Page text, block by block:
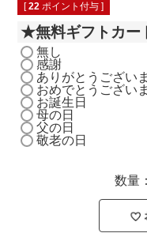
[ 22 ポイント付与 ]
★無料ギフトカー
無し
感謝
ありがとうござい
おめでとうござい
お誕生日
母の日
父の日
敬老の日